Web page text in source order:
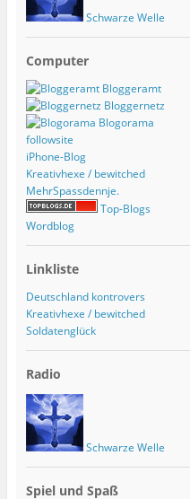
Schwarze Welle
Computer
Bloggeramt
Bloggernetz
Blogorama
followsite
iPhone-Blog
Kreativhexe / bewitched
MehrSpassdennje.
Top-Blogs
Wordblog
Linkliste
Deutschland kontrovers
Kreativhexe / bewitched
Soldatenglück
Radio
Schwarze Welle
Spiel und Spaß